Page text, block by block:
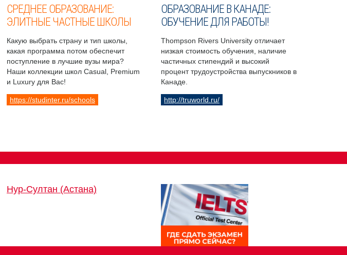
СРЕДНЕЕ ОБРАЗОВАНИЕ:
ЭЛИТНЫЕ ЧАСТНЫЕ ШКОЛЫ
Какую выбрать страну и тип школы,
какая программа потом обеспечит
поступление в лучшие вузы мира?
Наши коллекции школ Casual, Premium
и Luxury для Вас!
https://studinter.ru/schools
ОБРАЗОВАНИЕ В КАНАДЕ:
ОБУЧЕНИЕ ДЛЯ РАБОТЫ!
Thompson Rivers University отличает
низкая стоимость обучения, наличие
частичных стипендий и высокий
процент трудоустройства выпускников в
Канаде.
http://truworld.ru/
Нур-Султан (Астана)